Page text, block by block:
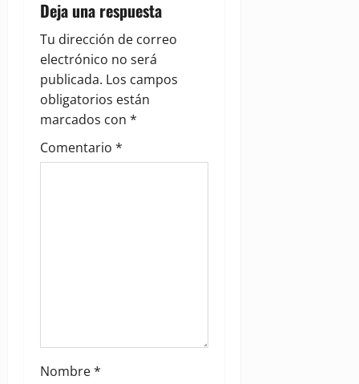
v
i
g
a
t
Deja una respuesta
Tu dirección de correo
electrónico no será
publicada. Los campos
obligatorios están
marcados con *
Comentario *
Nombre*